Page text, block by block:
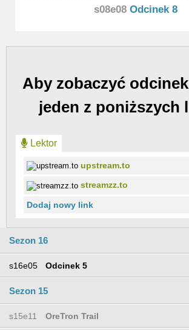
s08e08 Odcinek 8
Aby zobaczyć
jeden z poniższych
Lektor
upstream.to
streamzz.to
Dodaj nowy link
Sezon 16
s16e05 Odcinek 5
Sezon 15
s15e11 OreTron Trail